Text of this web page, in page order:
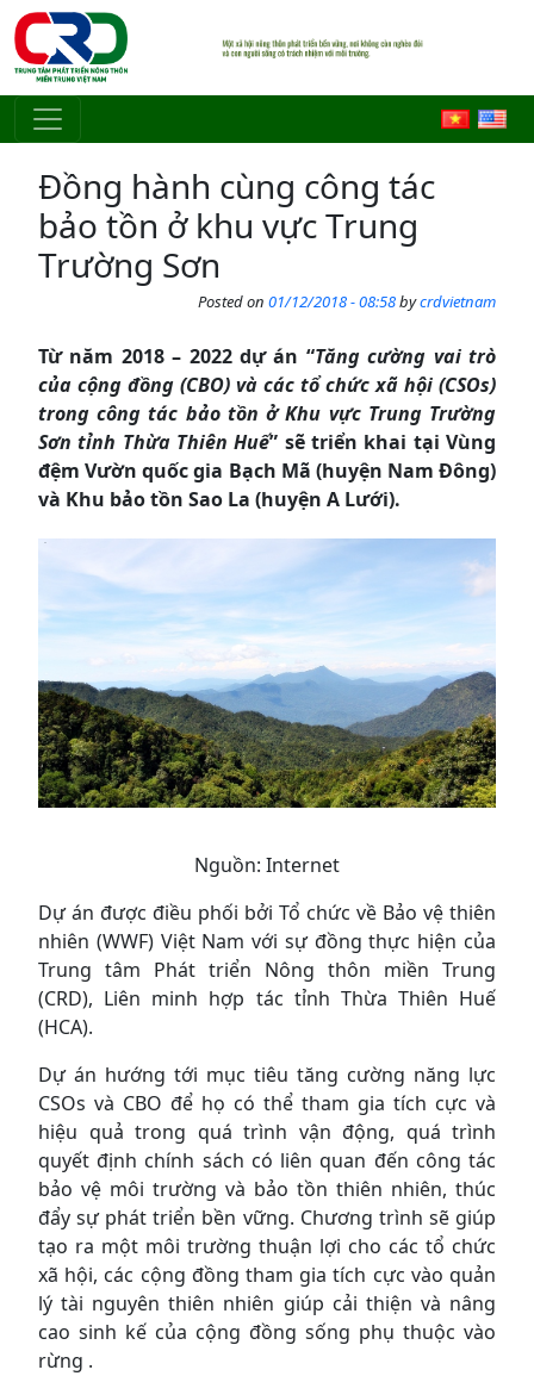
Skip to main content
Đồng hành cùng công tác
bảo tồn ở khu vực Trung
Trường Sơn
Posted on 01/12/2018 - 08:58bycrdvietnam
Từ năm 2018 – 2022 dự án “Tăng cường vai trò
của cộng đồng (CBO) và các tổ chức xã hội (CSOs)
trong công tác bảo tồn ở Khu vực Trung Trường
Sơn tỉnh Thừa Thiên Huế” sẽ triển khai tại Vùng
đệm Vườn quốc gia Bạch Mã (huyện Nam Đông)
và Khu bảo tồn Sao La (huyện A Lưới).
Nguồn: Internet
Dự án được điều phối bởi Tổ chức về Bảo vệ thiên
nhiên (WWF) Việt Nam với sự đồng thực hiện của
Trung tâm Phát triển Nông thôn miền Trung
(CRD), Liên minh hợp tác tỉnh Thừa Thiên Huế
(HCA).
Dự án hướng tới mục tiêu tăng cường năng lực
CSOs và CBO để họ có thể tham gia tích cực và
hiệu quả trong quá trình vận động, quá trình
quyết định chính sách có liên quan đến công tác
bảo vệ môi trường và bảo tồn thiên nhiên, thúc
đẩy sự phát triển bền vững. Chương trình sẽ giúp
tạo ra một môi trường thuận lợi cho các tổ chức
xã hội, các cộng đồng tham gia tích cực vào quản
lý tài nguyên thiên nhiên giúp cải thiện và nâng
cao sinh kế của cộng đồng sống phụ thuộc vào
rừng .